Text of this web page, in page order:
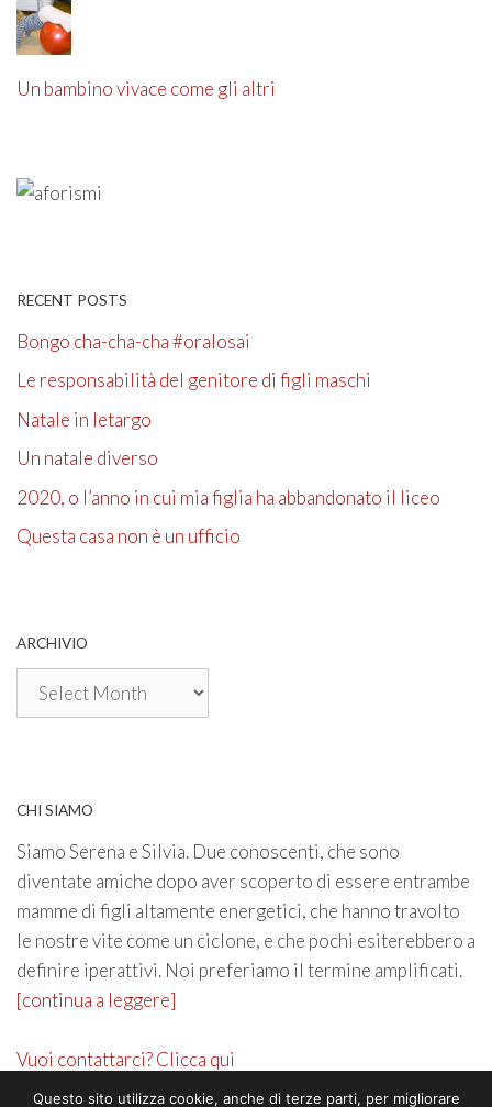
Un bambino vivace come gli altri
RECENT POSTS
Bongo cha-cha-cha #oralosai
Le responsabilità del genitore di figli maschi
Natale in letargo
Un natale diverso
2020, o l’anno in cui mia figlia ha abbandonato il liceo
Questa casa non è un ufficio
ARCHIVIO
Archivio
CHI SIAMO
Siamo Serena e Silvia. Due conoscenti, che sono
diventate amiche dopo aver scoperto di essere entrambe
mamme di figli altamente energetici, che hanno travolto
le nostre vite come un ciclone, e che pochi esiterebbero a
definire iperattivi. Noi preferiamo il termine amplificati.
[continua a leggere]
Vuoi contattarci? Clicca qui
Questo sito utilizza cookie, anche di terze parti, per migliorare